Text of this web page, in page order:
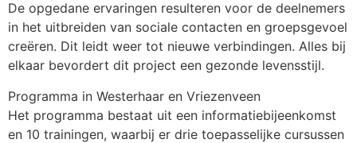
De opgedane ervaringen resulteren voor de deelnemers
in het uitbreiden van sociale contacten en groepsgevoel
creëren. Dit leidt weer tot nieuwe verbindingen. Alles bij
elkaar bevordert dit project een gezonde levensstijl.
Programma in Westerhaar en Vriezenveen
Het programma bestaat uit een informatiebijeenkomst
en 10 trainingen, waarbij er drie toepasselijke cursussen